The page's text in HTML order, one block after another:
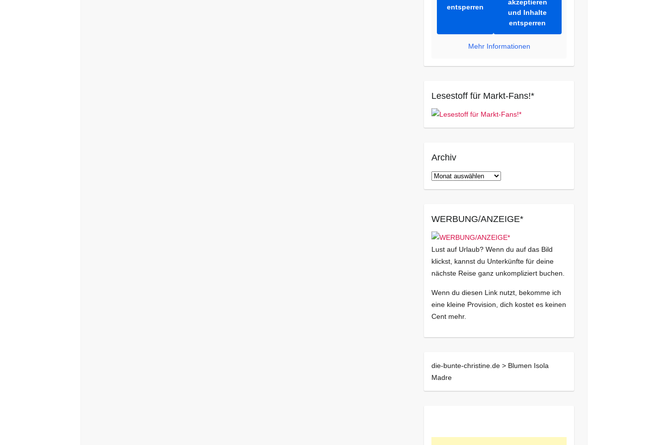
entsperren
akzeptieren
und Inhalte
entsperren
Mehr Informationen
Lesestoff für Markt-Fans!*
Archiv
Archiv
WERBUNG/ANZEIGE*
Lust auf Urlaub? Wenn du auf das Bild
klickst, kannst du Unterkünfte für deine
nächste Reise ganz unkompliziert buchen.
Wenn du diesen Link nutzt, bekomme ich
eine kleine Provision, dich kostet es keinen
Cent mehr.
die-bunte-christine.de > Blumen Isola
Madre